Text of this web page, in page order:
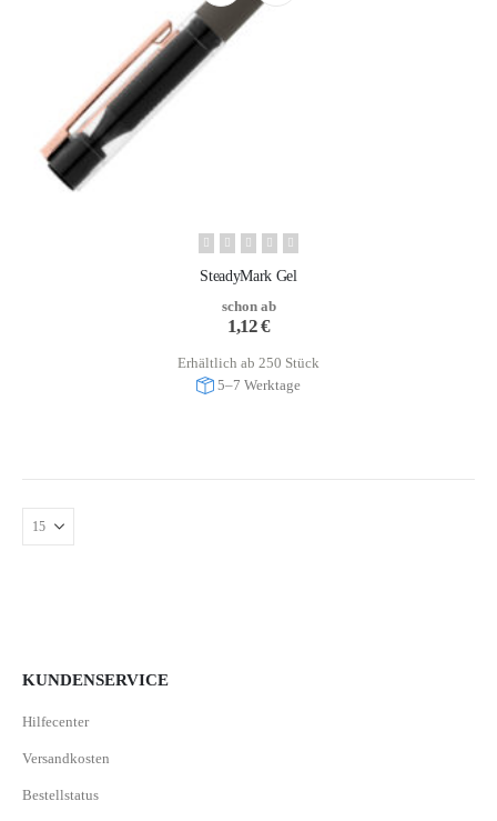
SteadyMark Gel
schon ab
1,12€
Erhältlich ab 250 Stück
5–7 Werktage
KUNDENSERVICE
Hilfecenter
Versandkosten
Bestellstatus